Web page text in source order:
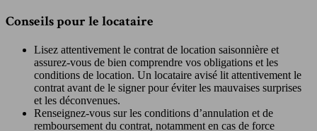
Conseils pour le locataire
Lisez attentivement le contrat de location saisonnière et
assurez-vous de bien comprendre vos obligations et les
conditions de location. Un locataire avisé lit attentivement le
contrat avant de le signer pour éviter les mauvaises surprises
et les déconvenues.
Renseignez-vous sur les conditions d’annulation et de
remboursement du contrat, notamment en cas de force